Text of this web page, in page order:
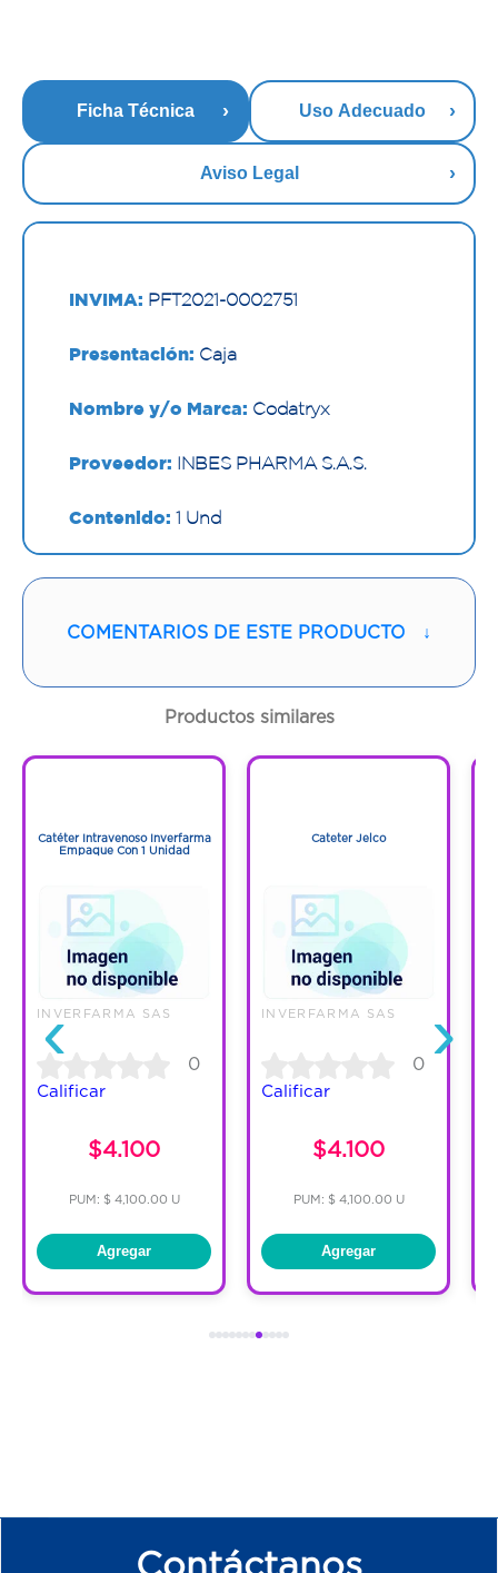
Ficha Técnica Uso Adecuado
Aviso Legal
INVIMA: PFT2021-0002751
Presentación: Caja
Nombre y/o Marca: Codatryx
Proveedor: INBES PHARMA S.A.S.
Contenido: 1 Und
Código:1288527
COMENTARIOS DE ESTE PRODUCTO ↓
Productos similares
‹
Catéter Intravenoso Inverfarma
Empaque Con 1 Unidad
INVERFARMA SAS
0
Calificar
$4.100
PUM: $ 4,100.00 U
Agregar
Cateter Jelco
INVERFARMA SAS
0
Calificar
$4.100
PUM: $ 4,100.00 U
Agregar
›
Contáctanos